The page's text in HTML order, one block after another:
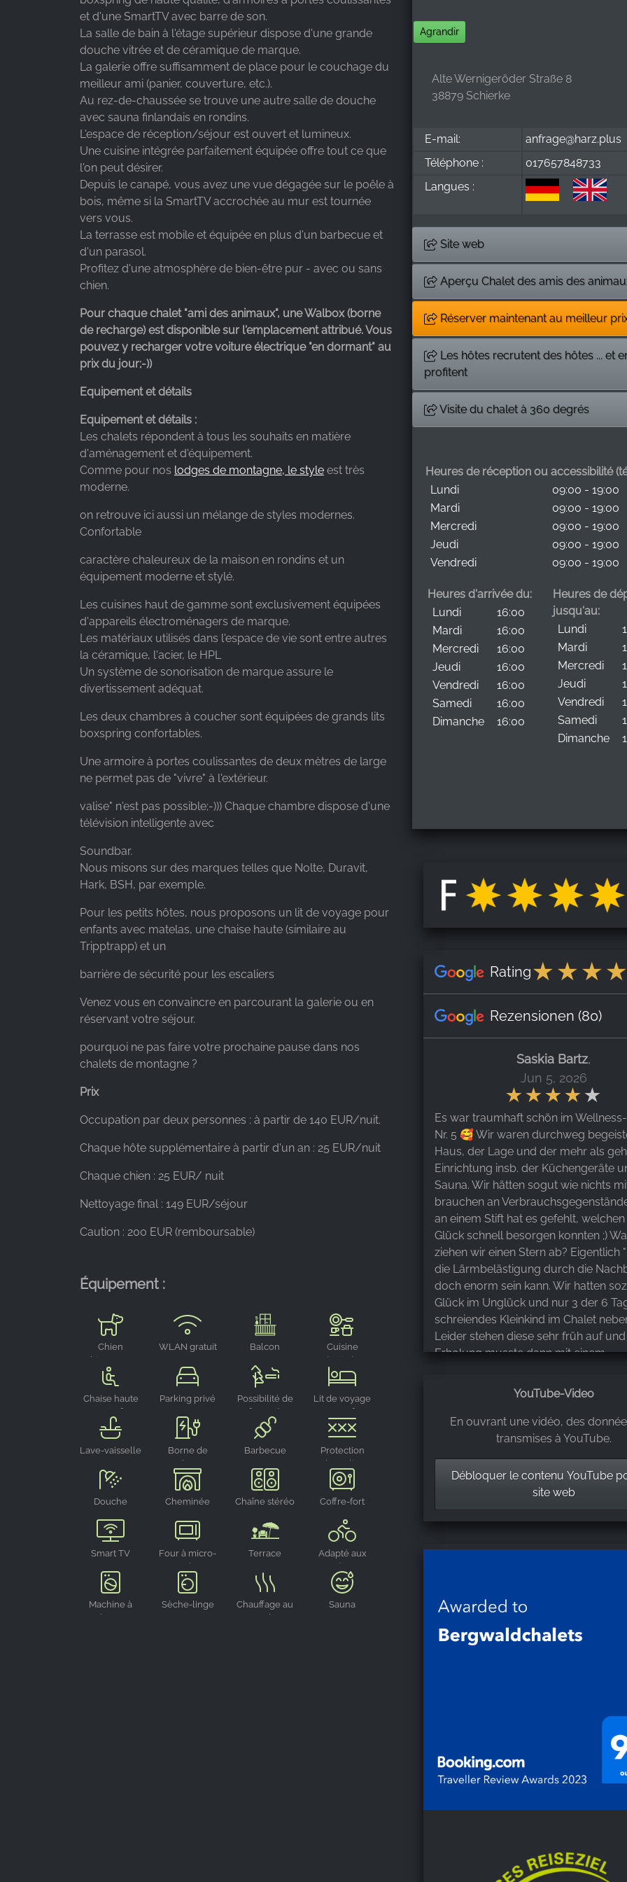
et d'une SmartTV avec barre de son.
La salle de bain à l'étage supérieur dispose d'une grande
douche vitrée et de céramique de marque.
La galerie offre suffisamment de place pour le couchage du
meilleur ami (panier, couverture, etc.).
Au rez-de-chaussée se trouve une autre salle de douche
avec sauna finlandais en rondins.
L'espace de réception/séjour est ouvert et lumineux.
Une cuisine intégrée parfaitement équipée offre tout ce que
l'on peut désirer.
Depuis le canapé, vous avez une vue dégagée sur le poêle à
bois, même si la SmartTV accrochée au mur est tournée
vers vous.
La terrasse est mobile et équipée en plus d'un barbecue et
d'un parasol.
Profitez d'une atmosphère de bien-être pur - avec ou sans
chien.
Pour chaque chalet "ami des animaux", une Walbox (borne
de recharge) est disponible sur l'emplacement attribué. Vous
pouvez y recharger votre voiture électrique "en dormant" au
prix du jour;-))
Equipement et détails
Equipement et détails :
Les chalets répondent à tous les souhaits en matière
d'aménagement et d'équipement.
Comme pour nos lodges de montagne, le style est très
moderne.
on retrouve ici aussi un mélange de styles modernes.
Confortable
caractère chaleureux de la maison en rondins et un
équipement moderne et stylé.
Les cuisines haut de gamme sont exclusivement équipées
d'appareils électroménagers de marque.
Les matériaux utilisés dans l'espace de vie sont entre autres
la céramique, l'acier, le HPL
Un système de sonorisation de marque assure le
divertissement adéquat.
Les deux chambres à coucher sont équipées de grands lits
boxspring confortables.
Une armoire à portes coulissantes de deux mètres de large
ne permet pas de "vivre" à l'extérieur.
valise" n'est pas possible;-))) Chaque chambre dispose d'une
télévision intelligente avec
Soundbar.
Nous misons sur des marques telles que Nolte, Duravit,
Hark, BSH, par exemple.
Pour les petits hôtes, nous proposons un lit de voyage pour
enfants avec matelas, une chaise haute (similaire au
Tripptrapp) et un
barrière de sécurité pour les escaliers
Venez vous en convaincre en parcourant la galerie ou en
réservant votre séjour.
pourquoi ne pas faire votre prochaine pause dans nos
chalets de montagne ?
Prix
Occupation par deux personnes : à partir de 140 EUR/nuit.
Chaque hôte supplémentaire à partir d'un an : 25 EUR/nuit
Chaque chien : 25 EUR/ nuit
Nettoyage final : 149 EUR/séjour
Caution : 200 EUR (remboursable)
Équipement :
Chien
bienvenu
WLAN gratuit Balcon
Cuisine
équipée
Chaise haute
pour enfant
Parking privé
Possibilité de
fumer à
l'extérieur
Lit de voyage
pour enfant
Lave-vaisselle
Borne de
recharge
électrique
Barbecue
Protection
d'escalier
pour enfants
Douche Cheminée Chaîne stéréo Coffre-fort
Smart TV
Four à micro-
ondes
Terrace
Adapté aux
cyclistes
Machine à
laver
Sèche-linge
Chauffage au
sol
Sauna
Agrandir
Alte Wernigeröder Straße 8
38879 Schierke
E-mail:
anfrage@harz.plus
Téléphone :
017657848733
Langues :
Site web
Aperçu Chalet des amis des
Réserver maintenant au meilleur
Les hôtes recrutent des hôtes ... et
profitent
Visite du chalet à 360 degrés
Heures de réception ou accessibilité
Lundi
09:00 - 19:00
Mardi
09:00 - 19:00
Mercredi
09:00 - 19:00
Jeudi
09:00 - 19:00
Vendredi
09:00 - 19:00
Heures d'arrivée du:
Lundi
16:00
Mardi
16:00
Mercredi
16:00
Jeudi
16:00
Vendredi
16:00
Samedi
16:00
Dimanche
16:00
Heures de
jusqu'au:
Lundi
Mardi
Mercredi
Jeudi
Vendredi
Samedi
Dimanche
Rating
Rezensionen (80)
Saskia Bartz,
Jun 5, 2026
Es war traumhaft schön im
Nr. 5 🥰 Wir waren durchweg
Haus, der Lage und der mehr als
Einrichtung insb. der Küchengeräte
Sauna. Wir hätten sogut wie nichts
brauchen an
an einem Stift hat es gefehlt,
Glück schnell besorgen konnten ;)
ziehen wir einen Stern ab? Eigentlich
die Lärmbelästigung durch die
doch enorm sein kann. Wir hatten
Glück im Unglück und nur 3 der 6
schreiendes Kleinkind im Chalet
Leider stehen diese sehr früh auf
Erholung musste dann mit einem
dem Rückzug nach unten in die
Lärmschutz investiert werden. Wenn
Nachbarn da sind, ist das
Anmerkung unsererseits noch: Trotz
Mangel den wir bei der Verwalterin
an Tag 3 nicht vorbei. Wir haben
Bianca Simon
Feb 15, 2026
Wellnessbereich, ein richtig
Vermieter und für uns die perfekte
Unternehmungen in der Region.
so wie man sich ihn wünscht!
Feb 14, 2026
YouTube-Video
En ouvrant une vidéo, des
transmises à YouTube.
Débloquer le contenu YouTube
site web
Facebook Ireland Ltd.
Purpose:
Mesure de la publicité et marketing
Cookie
duration:
STATISTIQUES
Les cookies statistiques collectent des
informations de manière anonyme. Ces
informations nous aident à comprendre comment
nos visiteurs utilisent notre site web.
Google Analytics
_ga, _gid, _gac_gb_
Google LLC
Collecte de statistiques sur
duration:
24 heures - 2 ans